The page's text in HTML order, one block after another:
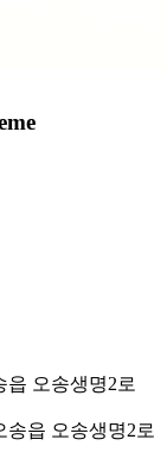
읍 오송생명2로
송읍 오송생명2로